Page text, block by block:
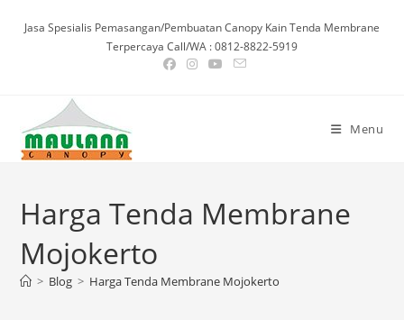
Jasa Spesialis Pemasangan/Pembuatan Canopy Kain Tenda Membrane
Terpercaya Call/WA : 0812-8822-5919
Menu
Harga Tenda Membrane
Mojokerto
> Blog > Harga Tenda Membrane Mojokerto